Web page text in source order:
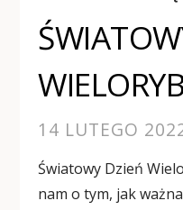
14 LUTEGO
Światowy Dzień
nam o tym, jak